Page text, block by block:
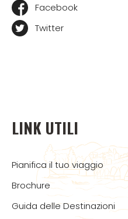
Facebook
Twitter
LINK UTILI
Pianifica il tuo viaggio
Brochure
Guida delle Destinazioni